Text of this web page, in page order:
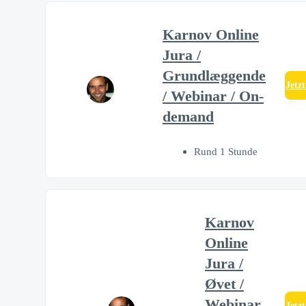
Karnov Online
Jura /
Grundlæggende
/ Webinar / On-
demand
Rund 1 Stunde
Karnov
Online
Jura /
Øvet /